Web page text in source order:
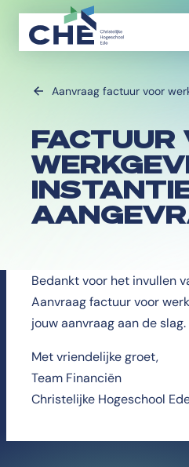
Aanvraag factuur voor
FACTUUR
Bedankt voor het invullen
Aanvraag factuur voor
jouw aanvraag aan de slag.
Met vriendelijke groet,
Team Financiën
Christelijke Hogeschool